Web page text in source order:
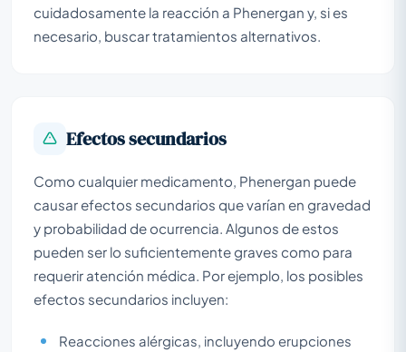
cuidadosamente la reacción a Phenergan y, si es
necesario, buscar tratamientos alternativos.
Efectos secundarios
Como cualquier medicamento, Phenergan puede
causar efectos secundarios que varían en gravedad
y probabilidad de ocurrencia. Algunos de estos
pueden ser lo suficientemente graves como para
requerir atención médica. Por ejemplo, los posibles
efectos secundarios incluyen:
Reacciones alérgicas, incluyendo erupciones